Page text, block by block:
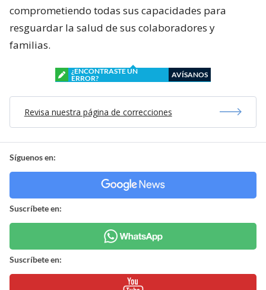
comprometiendo todas sus capacidades para
resguardar la salud de sus colaboradores y
familias.
¿ENCONTRASTE UN
ERROR?
AVÍSANOS
Revisa nuestra página de correcciones
Síguenos en:
Suscríbete en:
Suscríbete en: